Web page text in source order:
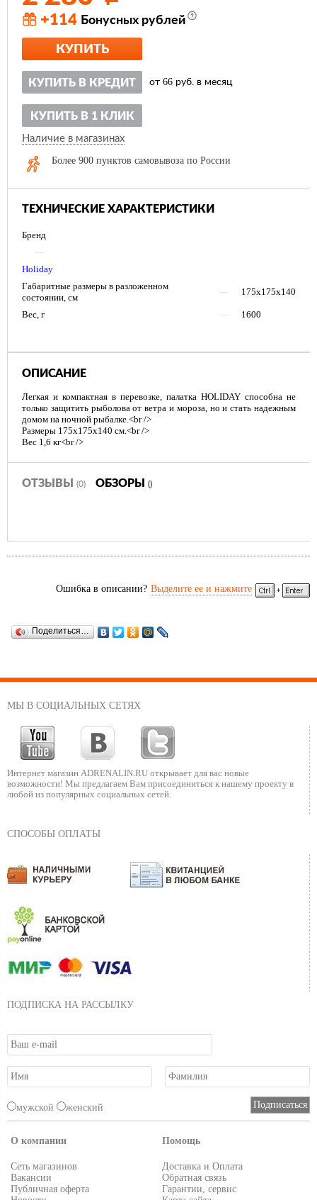
+114 Бонусных рублей
КУПИТЬ
КУПИТЬ В КРЕДИТ от 66 руб. в месяц
КУПИТЬ В 1 КЛИК
Наличие в магазинах
Более 900 пунктов самовывоза по России
ТЕХНИЧЕСКИЕ ХАРАКТЕРИСТИКИ
Бренд
—
Holiday
Габаритные размеры в разложенном
состоянии, см
— 175х175х140
Вес, г — 1600
ОПИСАНИЕ
Легкая и компактная в перевозке, палатка HOLIDAY способна не
только защитить рыболова от ветра и мороза, но и стать надежным
домом на ночной рыбалке.<br />
Размеры 175х175х140 см.<br />
Вес 1,6 кг<br />
ОТЗЫВЫ (0) ОБЗОРЫ ()
Ошибка в описании? Выделите ее и нажмите
Поделиться…
МЫ В СОЦИАЛЬНЫХ СЕТЯХ
Интернет магазин ADRENALIN.RU открывает для вас новые
возможности! Мы предлагаем Вам присоединиться к нашему проекту в
любой из популярных социальных сетей.
СПОСОБЫ ОПЛАТЫ
ПОДПИСКА НА РАССЫЛКУ
мужской женский
О компании
Сеть магазинов
Вакансии
Публичная оферта
Помощь
Доставка и Оплата
Обратная связь
Гарантии, сервис